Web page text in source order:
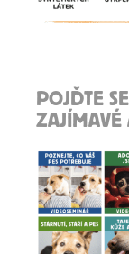
POJĎTE
ZAJÍMAVÉ